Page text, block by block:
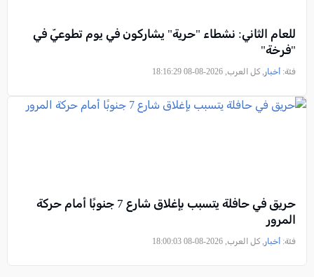
للعام الثاني: نشطاء "حرية" يشاركون في يوم تطوعيّ في
"فرخة"
فئة: أخبار , كل العرب, 2026-08-08 18:16:29
حريق في حافلة يتسبب بإغلاق شارع 7 جنوبًا أمام حركة
المرور
فئة: أخبار , كل العرب, 2026-08-08 18:00:03